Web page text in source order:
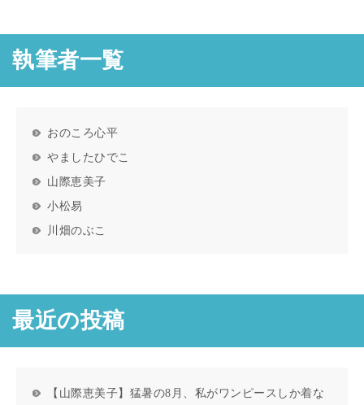
執筆者一覧
おのころ心平
やましたひでこ
山際恵美子
小松易
川畑のぶこ
最近の投稿
【山際恵美子】猛暑の8月、私がワンピースしか着な